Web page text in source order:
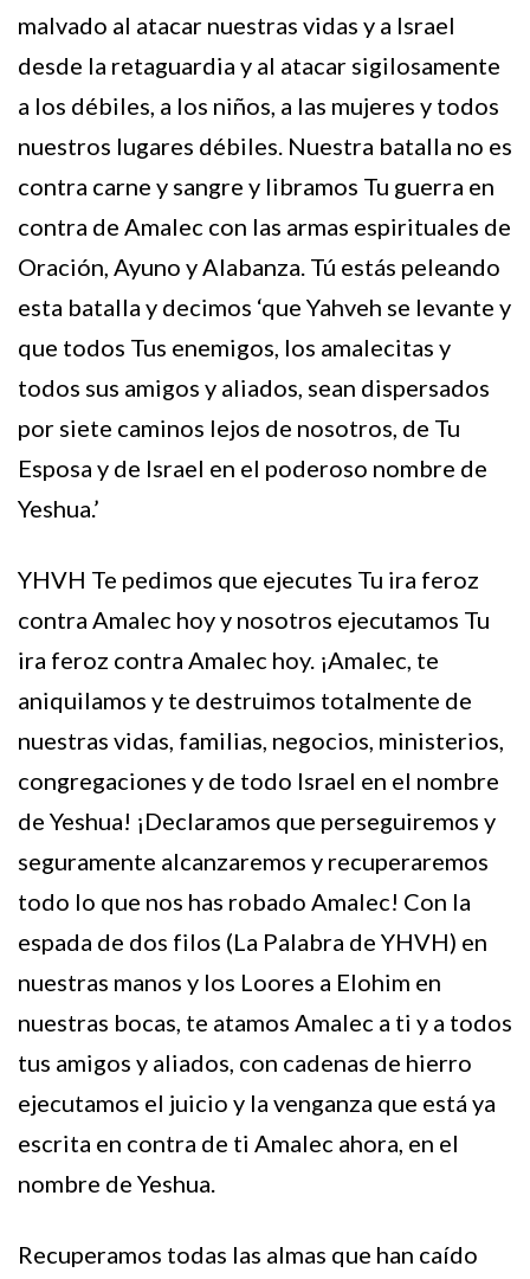
malvado al atacar nuestras vidas y a Israel
desde la retaguardia y al atacar sigilosamente
a los débiles, a los niños, a las mujeres y todos
nuestros lugares débiles. Nuestra batalla no es
contra carne y sangre y libramos Tu guerra en
contra de Amalec con las armas espirituales de
Oración, Ayuno y Alabanza. Tú estás peleando
esta batalla y decimos ‘que Yahveh se levante y
que todos Tus enemigos, los amalecitas y
todos sus amigos y aliados, sean dispersados
por siete caminos lejos de nosotros, de Tu
Esposa y de Israel en el poderoso nombre de
Yeshua.’
YHVH Te pedimos que ejecutes Tu ira feroz
contra Amalec hoy y nosotros ejecutamos Tu
ira feroz contra Amalec hoy. ¡Amalec, te
aniquilamos y te destruimos totalmente de
nuestras vidas, familias, negocios, ministerios,
congregaciones y de todo Israel en el nombre
de Yeshua! ¡Declaramos que perseguiremos y
seguramente alcanzaremos y recuperaremos
todo lo que nos has robado Amalec! Con la
espada de dos filos (La Palabra de YHVH) en
nuestras manos y los Loores a Elohim en
nuestras bocas, te atamos Amalec a ti y a todos
tus amigos y aliados, con cadenas de hierro
ejecutamos el juicio y la venganza que está ya
escrita en contra de ti Amalec ahora, en el
nombre de Yeshua.
Recuperamos todas las almas que han caído